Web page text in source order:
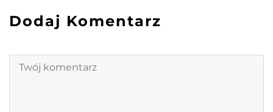
Dodaj Komentarz